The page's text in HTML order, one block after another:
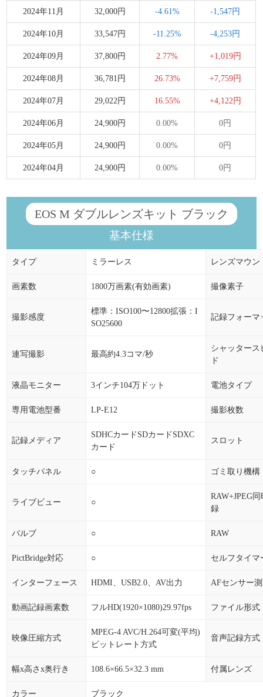
2024年11月 32,000円 -4.61% -1,547円
2024年10月 33,547円 -11.25% -4,253円
2024年09月 37,800円 2.77% +1,019円
2024年08月 36,781円 26.73% +7,759円
2024年07月 29,022円 16.55% +4,122円
2024年06月 24,900円 0.00% 0円
2024年05月 24,900円 0.00% 0円
2024年04月 24,900円 0.00% 0円
EOS M ダブルレンズキット ブラック
基本仕様
タイプ ミラーレス レンズマウン
画素数 1800万画素(有効画素) 撮像素子
撮影感度
標準：ISO100〜12800拡張：I
SO25600
記録フォーマ
連写撮影 最高約4.3コマ/秒
シャッタース
ド
液晶モニター 3インチ104万ドット 電池タイプ
専用電池型番 LP-E12 撮影枚数
記録メディア
SDHCカードSDカードSDXC
カード
スロット
タッチパネル ○ ゴミ取り機構
ライブビュー ○
RAW+JPEG
録
バルブ ○ RAW
PictBridge対応 ○ セルフタイマ
インターフェース HDMI、USB2.0、AV出力 AFセンサー
動画記録画素数 フルHD(1920×1080)29.97fps ファイル形式
映像圧縮方式
MPEG-4 AVC/H.264可変(平均)
ビットレート方式
音声記録方式
幅x高さx奥行き 108.6×66.5×32.3 mm 付属レンズ
カラー ブラック